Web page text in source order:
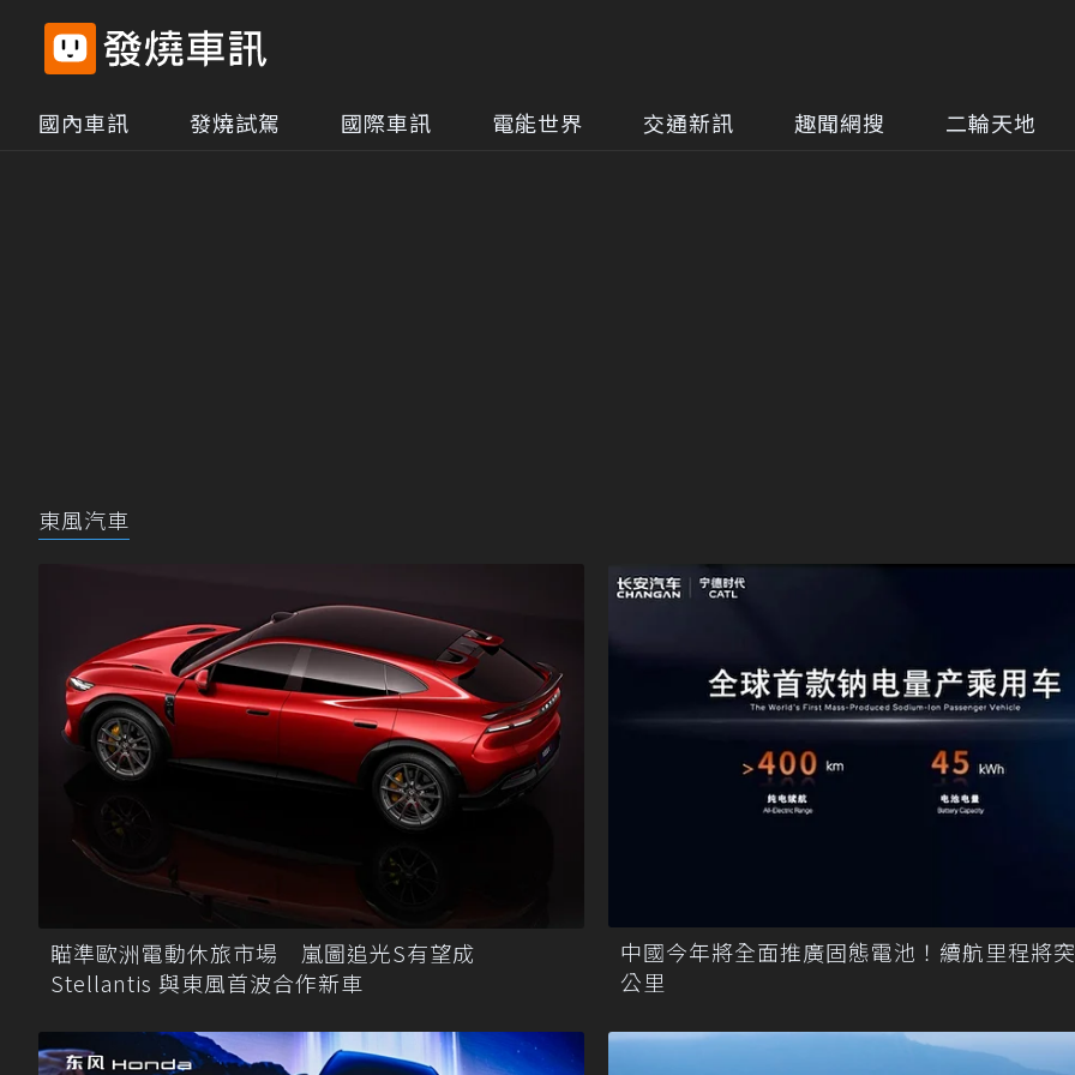
國內車訊 發燒試駕 國際車訊 電能世界 交通新訊 趣聞網搜 二輪天地
東風汽車
瞄準歐洲電動休旅市場 嵐圖追光S有望成
Stellantis 與東風首波合作新車
中國今年將全面推廣固態電池！續航里程將
公里